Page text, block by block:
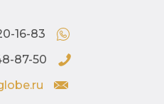
16-83
87-50